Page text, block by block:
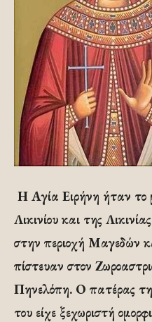
Η Αγία Ειρήνη ήταν το
Λικινίου και της
στην περιοχή Μαγεδών
πίστευαν στον
Πηνελόπη. Ο πατέρας
του είχε ξεχωριστή